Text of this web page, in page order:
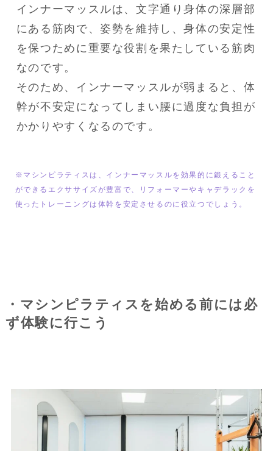
インナーマッスルは、文字通り身体の深層部
にある筋肉で、姿勢を維持し、身体の安定性
を保つために重要な役割を果たしている筋肉
なのです。
そのため、インナーマッスルが弱まると、体
幹が不安定になってしまい腰に過度な負担が
かかりやすくなるのです。
※マシンピラティスは、インナーマッスルを効果的に鍛えること
ができるエクササイズが豊富で、リフォーマーやキャデラックを
使ったトレーニングは体幹を安定させるのに役立つでしょう。
・マシンピラティスを始める前には必
ず体験に行こう